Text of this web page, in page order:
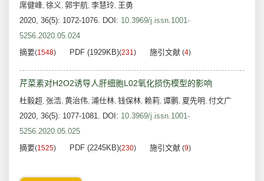
席健峰, 徐义, 郭宇航, 李慧玲, 王勇
2020, 36(5): 1072-1076. DOI: 10.3969/j.issn.1001-
5256.2020.05.024
摘要(1548) PDF (1929KB)(231) 施引文献 (4)
芹菜素对H2O2诱导人肝细胞L02氧化损伤模型的影响
杜毅超, 张浩, 黄治伟, 浦仕林, 钱保林, 赖莉, 谭鹏, 夏先明 , 付文广
2020, 36(5): 1077-1081. DOI: 10.3969/j.issn.1001-
5256.2020.05.025
摘要(1525) PDF (2245KB)(230) 施引文献 (9)